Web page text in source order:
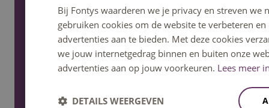
Meer Fontys
Werken bij
Locaties
Bij Fontys waarderen we je privacy en streven we
gebruiken cookies om de website te verbeteren
advertenties aan te bieden. Met deze cookies
we jouw internetgedrag binnen en buiten onze
advertenties aan op jouw voorkeuren. Lees meer
DETAILS WEERGEVEN